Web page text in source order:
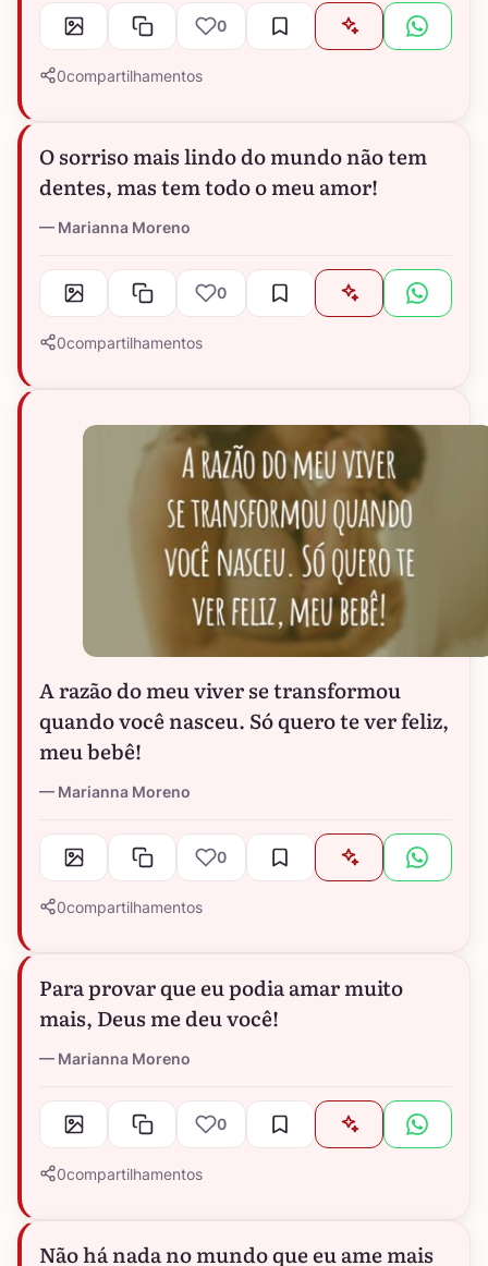
0
0compartilhamentos
O sorriso mais lindo do mundo não tem
dentes, mas tem todo o meu amor!
Marianna Moreno
0
0compartilhamentos
A razão do meu viver se transformou
quando você nasceu. Só quero te ver feliz,
meu bebê!
Marianna Moreno
0
0compartilhamentos
Para provar que eu podia amar muito
mais, Deus me deu você!
Marianna Moreno
0
0compartilhamentos
Não há nada no mundo que eu ame mais